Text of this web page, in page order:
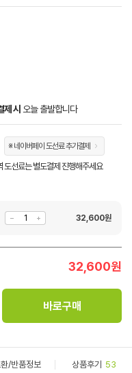
시 오늘 출발합니다
※ 네이버페이 도선료 추가결제
도선료는 별도결제 진행해주세요
32,600원
32,600원
바로구매
/반품정보 상품후기 53